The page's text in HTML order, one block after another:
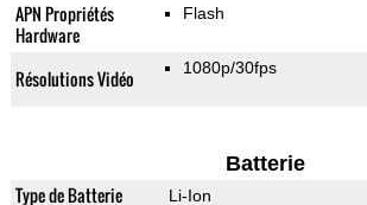
APN Propriétés
Hardware
Flash
Résolutions Vidéo 1080p/30fps
Batterie
Type de Batterie Li-Ion